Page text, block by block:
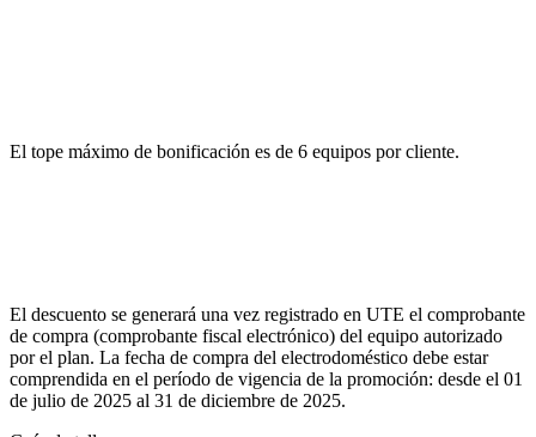
El tope máximo de bonificación es de 6 equipos por cliente.
El descuento se generará una vez registrado en UTE el comprobante
de compra (comprobante fiscal electrónico) del equipo autorizado
por el plan. La fecha de compra del electrodoméstico debe estar
comprendida en el período de vigencia de la promoción: desde el 01
de julio de 2025 al 31 de diciembre de 2025.